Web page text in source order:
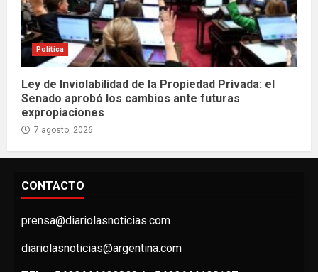
Política
Ley de Inviolabilidad de la Propiedad Privada: el
Senado aprobó los cambios ante futuras
expropiaciones
7 agosto, 2026
CONTACTO
prensa@diariolasnoticias.com
diariolasnoticias@argentina.com